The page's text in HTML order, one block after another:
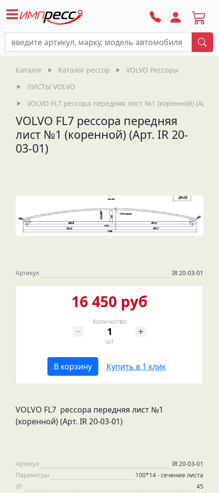
Каталог Каталог рессор
VOLVO Рессоры
ЛИСТЫ VOLVO
VOLVO FL7 рессора передняя лист №1 (коренной) (Арт.
VOLVO FL7 рессора передняя
лист №1 (коренной) (Арт. IR 20-
03-01)
Артикул IR 20-03-01
16 450 руб
Количество
шт
В корзину Купить в 1 клик
VOLVO FL7 рессора передняя лист №1
(коренной) (Арт. IR 20-03-01)
Артикул
IR 20-03-01
Параметры
100*14 - сечение листа
d1
45